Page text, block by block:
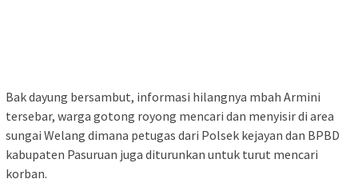
Bak dayung bersambut, informasi hilangnya mbah Armini
tersebar, warga gotong royong mencari dan menyisir di area
sungai Welang dimana petugas dari Polsek kejayan dan BPBD
kabupaten Pasuruan juga diturunkan untuk turut mencari
korban.